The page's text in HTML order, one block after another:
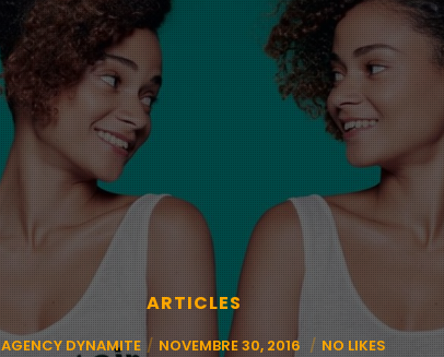
ARTICLES
AGENCY DYNAMITE NOVEMBRE 30, 2016 NO LIKES